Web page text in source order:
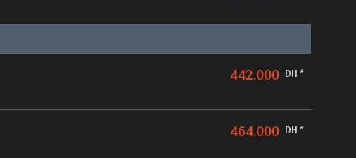
442.000 DH *
464.000 DH *